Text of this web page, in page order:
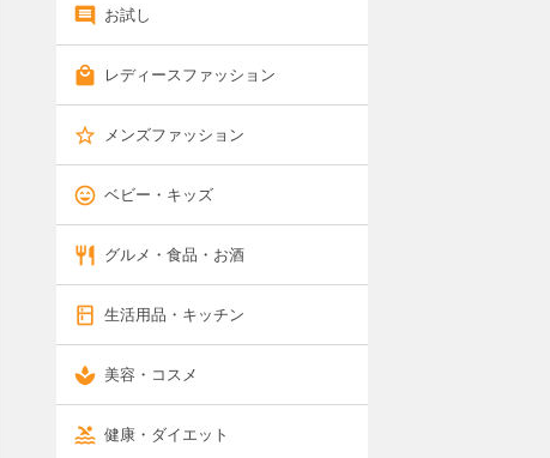
お試し
レディースファッション
メンズファッション
ベビー・キッズ
グルメ・食品・お酒
生活用品・キッチン
美容・コスメ
健康・ダイエット